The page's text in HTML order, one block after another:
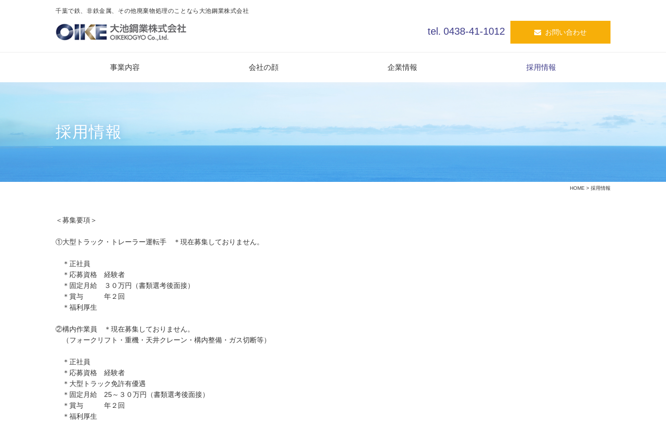
千葉で鉄、非鉄金属、その他廃棄物処理のことなら大池鋼業株式会社
tel. 0438-41-1012 お問い合わせ
事業内容 会社の顔 企業情報 採用情報
採用情報
HOME > 採用情報
＜募集要項＞
①大型トラック・トレーラー運転手 ＊現在募集しておりません。
＊正社員
＊応募資格 経験者
＊固定月給 ３０万円（書類選考後面接）
＊賞与 年２回
＊福利厚生
②構内作業員 ＊現在募集しておりません。
（フォークリフト・重機・天井クレーン・構内整備・ガス切断等）
＊正社員
＊応募資格 経験者
＊大型トラック免許有優遇
＊固定月給 25～３０万円（書類選考後面接）
＊賞与 年２回
＊福利厚生